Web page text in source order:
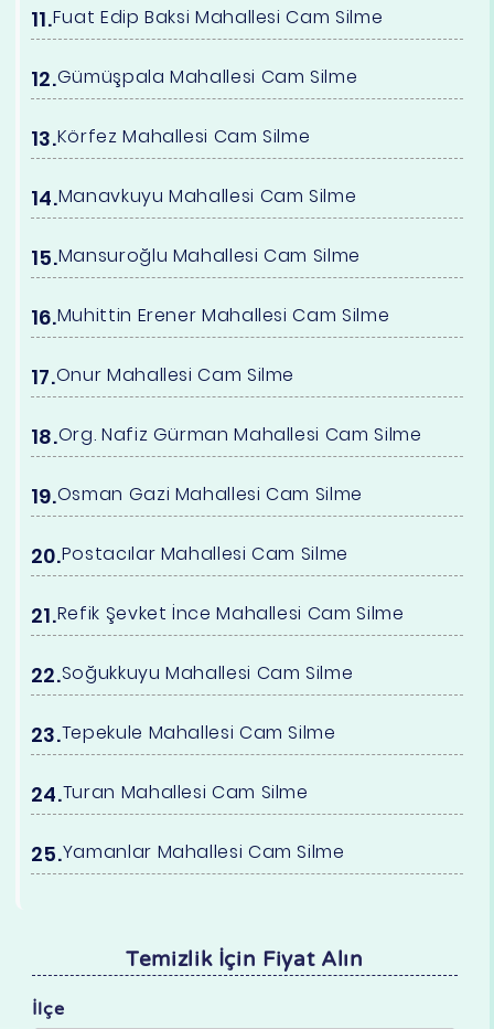
Fuat Edip Baksi Mahallesi Cam Silme
Gümüşpala Mahallesi Cam Silme
Körfez Mahallesi Cam Silme
Manavkuyu Mahallesi Cam Silme
Mansuroğlu Mahallesi Cam Silme
Muhittin Erener Mahallesi Cam Silme
Onur Mahallesi Cam Silme
Org. Nafiz Gürman Mahallesi Cam Silme
Osman Gazi Mahallesi Cam Silme
Postacılar Mahallesi Cam Silme
Refik Şevket İnce Mahallesi Cam Silme
Soğukkuyu Mahallesi Cam Silme
Tepekule Mahallesi Cam Silme
Turan Mahallesi Cam Silme
Yamanlar Mahallesi Cam Silme
Temizlik İçin Fiyat Alın
İlçe